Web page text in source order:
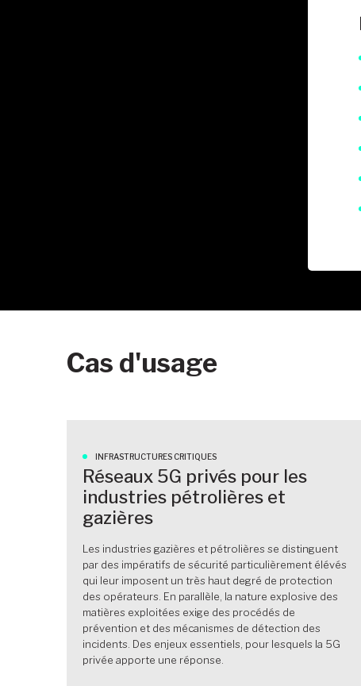
Cas d'usage
INFRASTRUCTURES CRITIQUES
Réseaux 5G privés pour les
industries pétrolières et
gazières
Les industries gazières et pétrolières se distinguent
par des impératifs de sécurité particulièrement élévés
qui leur imposent un très haut degré de protection
des opérateurs. En parallèle, la nature explosive des
matières exploitées exige des procédés de
prévention et des mécanismes de détection des
incidents. Des enjeux essentiels, pour lesquels la 5G
privée apporte une réponse.